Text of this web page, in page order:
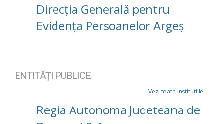
Direcția Generală pentru
Evidența Persoanelor Argeș
ENTITĂȚI PUBLICE
Vezi toate institutiile
Regia Autonoma Judeteana de